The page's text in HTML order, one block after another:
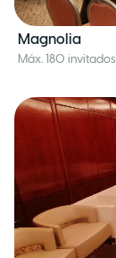
Magnolia
Máx. 180 invitados